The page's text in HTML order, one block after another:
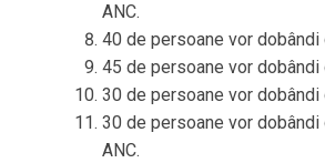
ANC.
40 de persoane vor dobândi
45 de persoane vor dobândi
30 de persoane vor
30 de persoane vor
ANC.